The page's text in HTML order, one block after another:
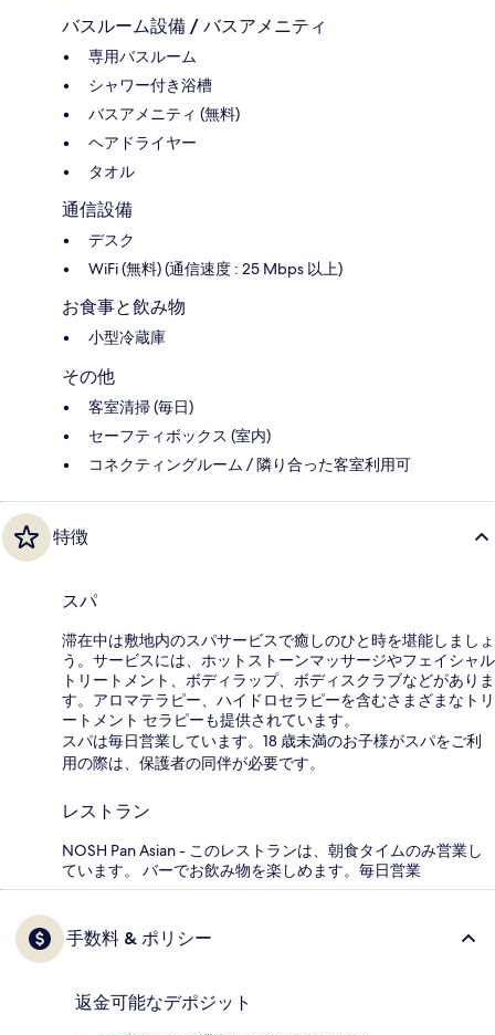
バスルーム設備 / バスアメニティ
専用バスルーム
シャワー付き浴槽
バスアメニティ (無料)
ヘアドライヤー
タオル
通信設備
デスク
WiFi (無料) (通信速度 : 25 Mbps 以上)
お食事と飲み物
小型冷蔵庫
その他
客室清掃 (毎日)
セーフティボックス (室内)
コネクティングルーム / 隣り合った客室利用可
特徴
スパ
滞在中は敷地内のスパサービスで癒しのひと時を堪能しましょ
う。サービスには、ホットストーンマッサージやフェイシャル
トリートメント、ボディラップ、ボディスクラブなどがありま
す。アロマテラピー、ハイドロセラピーを含むさまざまなトリ
ートメント セラピーも提供されています。
スパは毎日営業しています。18 歳未満のお子様がスパをご利
用の際は、保護者の同伴が必要です。
レストラン
NOSH Pan Asian - このレストランは、朝食タイムのみ営業し
ています。 バーでお飲み物を楽しめます。毎日営業
手数料 & ポリシー
返金可能なデポジット